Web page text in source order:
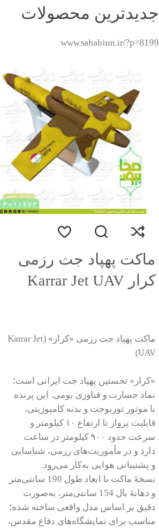
جدیدترین محصولات
www.sahabiun.ir/?p=8199
ماکت پهپاد جت رزمی
کرار Karrar Jet UAV
ماکت پهپاد جت رزمی «کرار» (Karrar Jet
UAV)
«کرار» نخستین پهپاد جت ایرانی است؛
نماد جسارت و فناوری بومی. این پرنده
با موتور توربوجت و بدنه کامپوزیتی،
قابلیت پرواز تا ارتفاع ۱۰ کیلومتر و
سرعت حدود ۹۰۰ کیلومتر در ساعت
دارد و در مأموریت‌های رزمی، شناسایی
و پشتیبانی هوایی به‌کار می‌رود.
نسخهٔ ماکت با ابعاد طول 190 سانتی‌متر
و دهانهٔ بال 154 سانتی‌متر، به‌صورت
دقیق بر اساس مدل واقعی ساخته شده؛
مناسب برای نمایشگاه‌های دفاع مقدس،